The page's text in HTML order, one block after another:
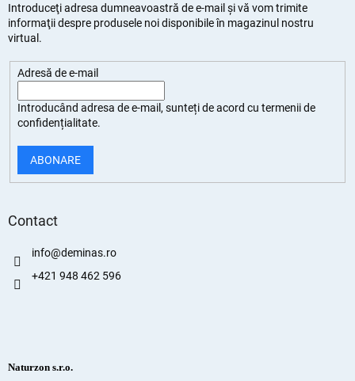
Introduceţi adresa dumneavoastră de e-mail şi vă vom trimite
informaţii despre produsele noi disponibile în magazinul nostru
virtual.
Adresă de e-mail
Introducând adresa de e-mail, sunteți deacord cu termenii de
confidențialitate.
ABONARE
Contact
info@deminas.ro
+421 948 462 596
Naturzon s.r.o.